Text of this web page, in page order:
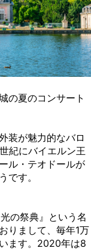
の夏のコンサート
装が魅力的なバロ
紀にバイエルン王
ル・テオドールが
です。
の祭典』という名
りまして、毎年1万
ます。2020年は8